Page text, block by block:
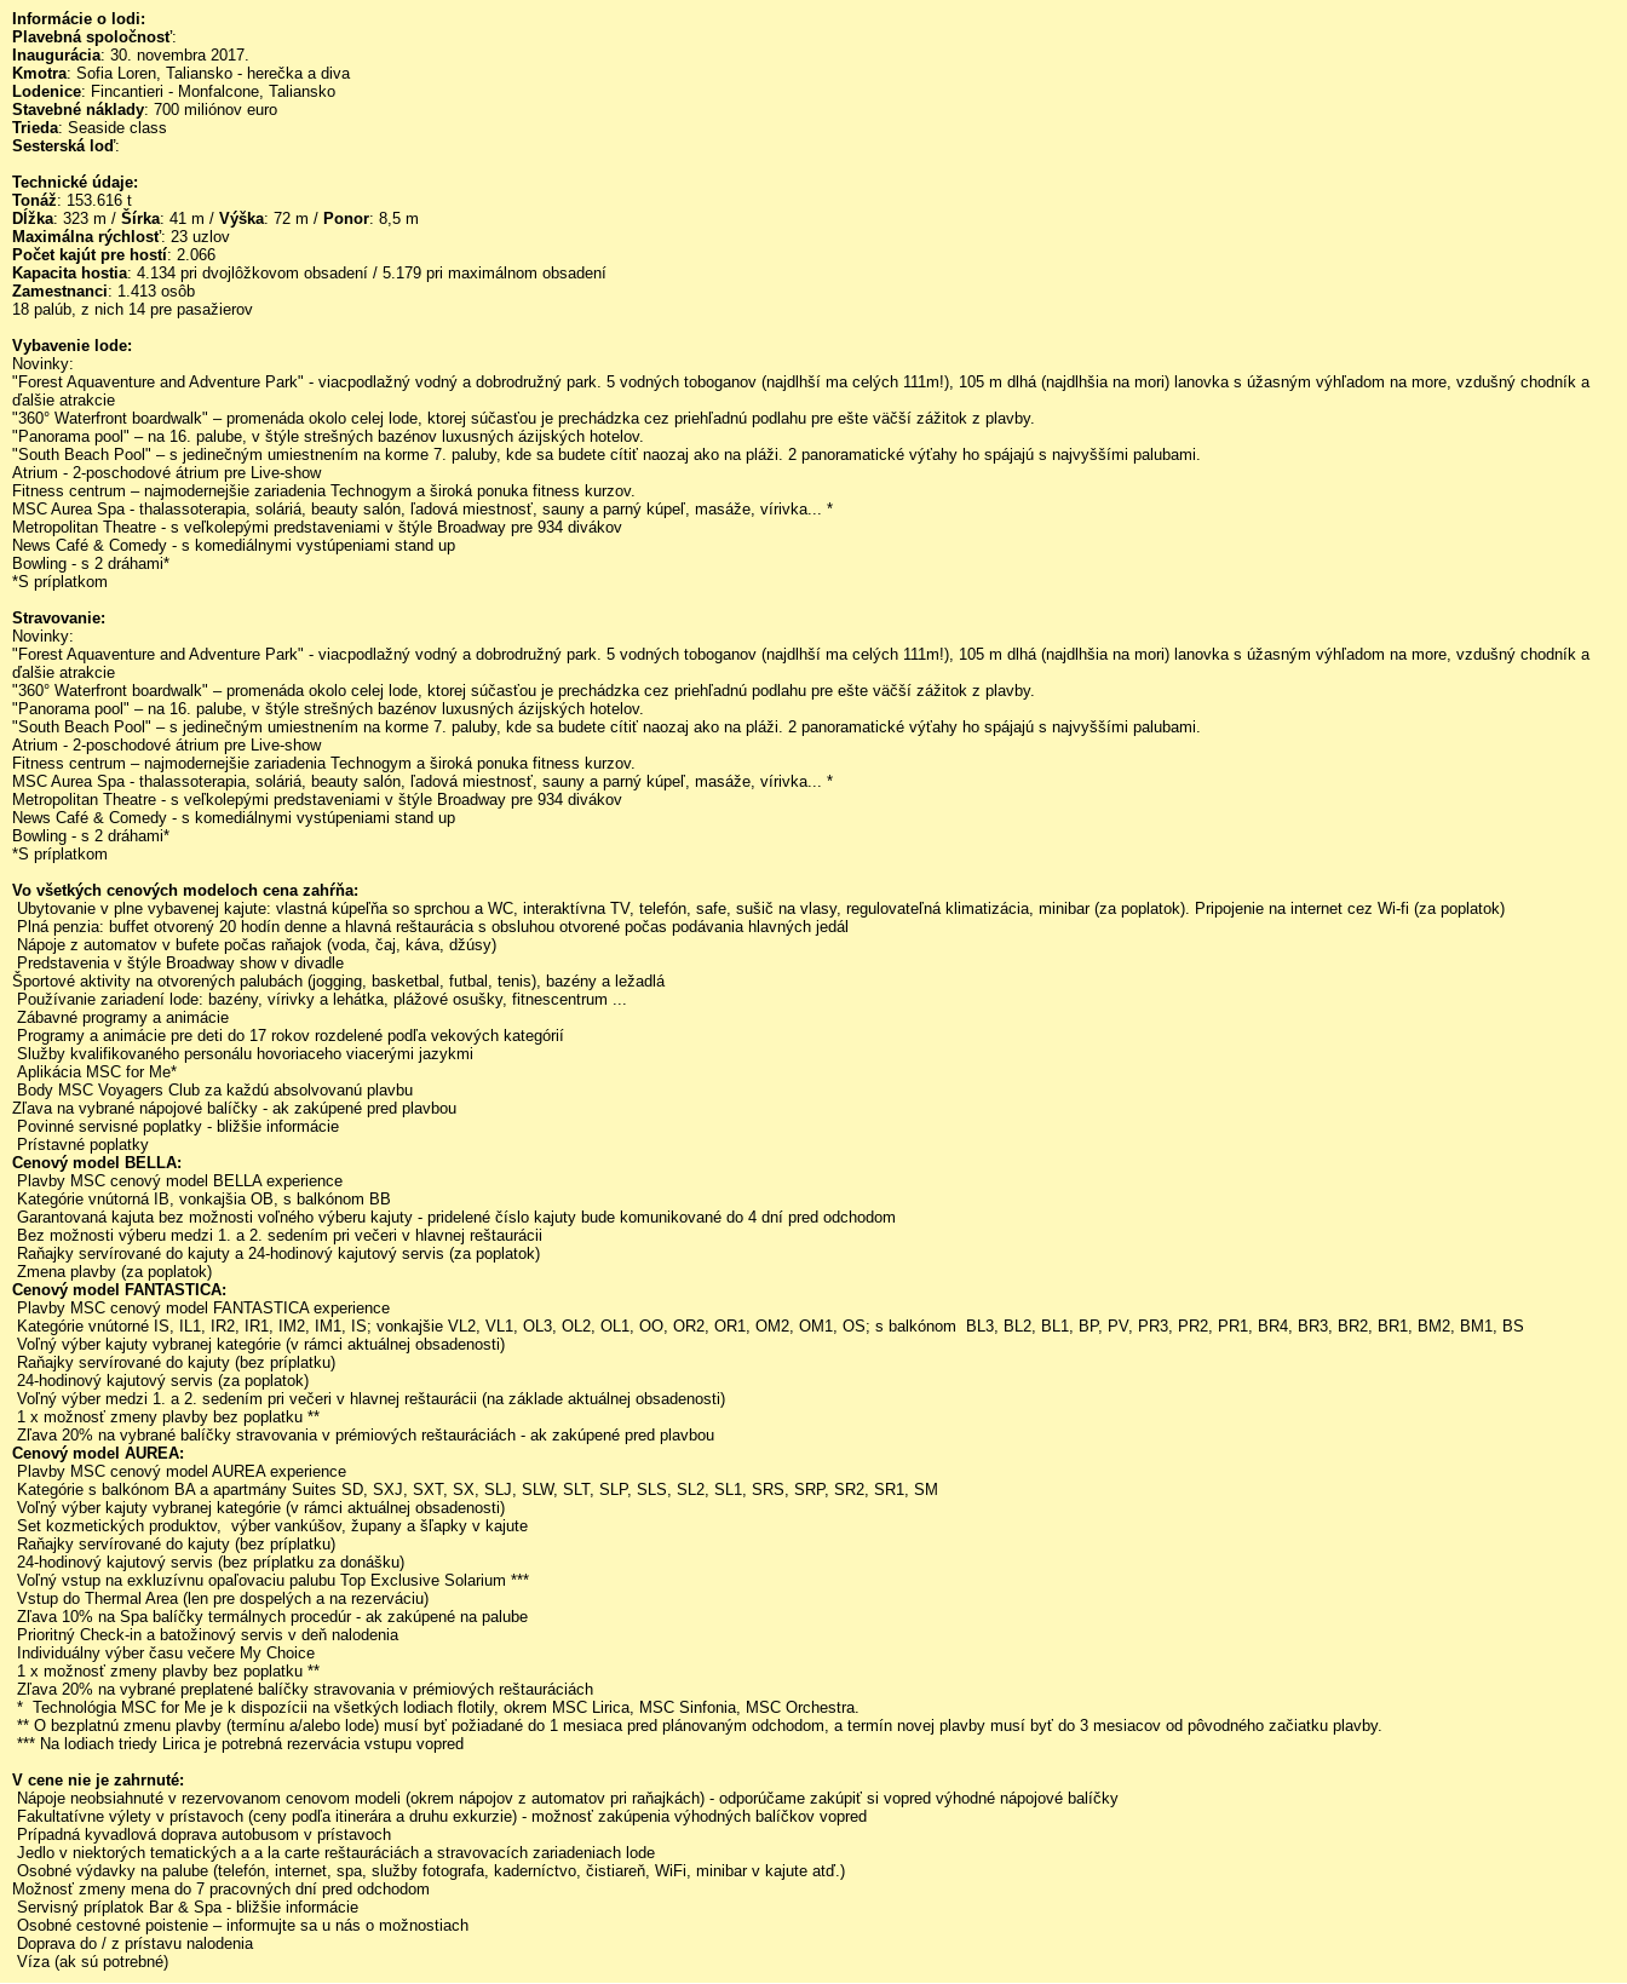
Informácie o lodi:
Plavebná spoločnosť:
Inaugurácia: 30. novembra 2017.
Kmotra: Sofia Loren, Taliansko - herečka a diva
Lodenice: Fincantieri - Monfalcone, Taliansko
Stavebné náklady: 700 miliónov euro
Trieda: Seaside class
Sesterská loď:
Technické údaje:
Tonáž: 153.616 t
Dĺžka: 323 m / Šírka: 41 m / Výška: 72 m / Ponor: 8,5 m
Maximálna rýchlosť: 23 uzlov
Počet kajút pre hostí: 2.066
Kapacita hostia: 4.134 pri dvojlôžkovom obsadení / 5.179 pri maximálnom obsadení
Zamestnanci: 1.413 osôb
18 palúb, z nich 14 pre pasažierov
Vybavenie lode:
Novinky:
"Forest Aquaventure and Adventure Park" - viacpodlažný vodný a dobrodružný park. 5 vodných toboganov (najdlhší ma celých 111m!), 105 m dlhá (najdlhšia na mori) lanovka s úžasným výhľadom na more, vzdušný chodník a
ďalšie atrakcie
"360° Waterfront boardwalk" – promenáda okolo celej lode, ktorej súčasťou je prechádzka cez priehľadnú podlahu pre ešte väčší zážitok z plavby.
"Panorama pool" – na 16. palube, v štýle strešných bazénov luxusných ázijských hotelov.
"South Beach Pool" – s jedinečným umiestnením na korme 7. paluby, kde sa budete cítiť naozaj ako na pláži. 2 panoramatické výťahy ho spájajú s najvyššími palubami.
Atrium - 2-poschodové átrium pre Live-show
Fitness centrum – najmodernejšie zariadenia Technogym a široká ponuka fitness kurzov.
MSC Aurea Spa - thalassoterapia, soláriá, beauty salón, ľadová miestnosť, sauny a parný kúpeľ, masáže, vírivka... *
Metropolitan Theatre - s veľkolepými predstaveniami v štýle Broadway pre 934 divákov
News Café & Comedy - s komediálnymi vystúpeniami stand up
Bowling - s 2 dráhami*
*S príplatkom
Stravovanie:
Novinky:
"Forest Aquaventure and Adventure Park" - viacpodlažný vodný a dobrodružný park. 5 vodných toboganov (najdlhší ma celých 111m!), 105 m dlhá (najdlhšia na mori) lanovka s úžasným výhľadom na more, vzdušný chodník a
ďalšie atrakcie
"360° Waterfront boardwalk" – promenáda okolo celej lode, ktorej súčasťou je prechádzka cez priehľadnú podlahu pre ešte väčší zážitok z plavby.
"Panorama pool" – na 16. palube, v štýle strešných bazénov luxusných ázijských hotelov.
"South Beach Pool" – s jedinečným umiestnením na korme 7. paluby, kde sa budete cítiť naozaj ako na pláži. 2 panoramatické výťahy ho spájajú s najvyššími palubami.
Atrium - 2-poschodové átrium pre Live-show
Fitness centrum – najmodernejšie zariadenia Technogym a široká ponuka fitness kurzov.
MSC Aurea Spa - thalassoterapia, soláriá, beauty salón, ľadová miestnosť, sauny a parný kúpeľ, masáže, vírivka... *
Metropolitan Theatre - s veľkolepými predstaveniami v štýle Broadway pre 934 divákov
News Café & Comedy - s komediálnymi vystúpeniami stand up
Bowling - s 2 dráhami*
*S príplatkom
Vo všetkých cenových modeloch cena zahŕňa:
Ubytovanie v plne vybavenej kajute: vlastná kúpeľňa so sprchou a WC, interaktívna TV, telefón, safe, sušič na vlasy, regulovateľná klimatizácia, minibar (za poplatok). Pripojenie na internet cez Wi-fi (za poplatok)
Plná penzia: buffet otvorený 20 hodín denne a hlavná reštaurácia s obsluhou otvorené počas podávania hlavných jedál
Nápoje z automatov v bufete počas raňajok (voda, čaj, káva, džúsy)
Predstavenia v štýle Broadway show v divadle
Športové aktivity na otvorených palubách (jogging, basketbal, futbal, tenis), bazény a ležadlá
Používanie zariadení lode: bazény, vírivky a lehátka, plážové osušky, fitnescentrum ...
Zábavné programy a animácie
Programy a animácie pre deti do 17 rokov rozdelené podľa vekových kategórií
Služby kvalifikovaného personálu hovoriaceho viacerými jazykmi
Aplikácia MSC for Me*
Body MSC Voyagers Club za každú absolvovanú plavbu
Zľava na vybrané nápojové balíčky - ak zakúpené pred plavbou
Povinné servisné poplatky - bližšie informácie
Prístavné poplatky
Cenový model BELLA:
Plavby MSC cenový model BELLA experience
Kategórie vnútorná IB, vonkajšia OB, s balkónom BB
Garantovaná kajuta bez možnosti voľného výberu kajuty - pridelené číslo kajuty bude komunikované do 4 dní pred odchodom
Bez možnosti výberu medzi 1. a 2. sedením pri večeri v hlavnej reštaurácii
Raňajky servírované do kajuty a 24-hodinový kajutový servis (za poplatok)
Zmena plavby (za poplatok)
Cenový model FANTASTICA:
Plavby MSC cenový model FANTASTICA experience
Kategórie vnútorné IS, IL1, IR2, IR1, IM2, IM1, IS; vonkajšie VL2, VL1, OL3, OL2, OL1, OO, OR2, OR1, OM2, OM1, OS; s balkónom BL3, BL2, BL1, BP, PV, PR3, PR2, PR1, BR4, BR3, BR2, BR1, BM2, BM1, BS
Voľný výber kajuty vybranej kategórie (v rámci aktuálnej obsadenosti)
Raňajky servírované do kajuty (bez príplatku)
24-hodinový kajutový servis (za poplatok)
Voľný výber medzi 1. a 2. sedením pri večeri v hlavnej reštaurácii (na základe aktuálnej obsadenosti)
1 x možnosť zmeny plavby bez poplatku **
Zľava 20% na vybrané balíčky stravovania v prémiových reštauráciách - ak zakúpené pred plavbou
Cenový model AUREA:
Plavby MSC cenový model AUREA experience
Kategórie s balkónom BA a apartmány Suites SD, SXJ, SXT, SX, SLJ, SLW, SLT, SLP, SLS, SL2, SL1, SRS, SRP, SR2, SR1, SM
Voľný výber kajuty vybranej kategórie (v rámci aktuálnej obsadenosti)
Set kozmetických produktov, výber vankúšov, župany a šľapky v kajute
Raňajky servírované do kajuty (bez príplatku)
24-hodinový kajutový servis (bez príplatku za donášku)
Voľný vstup na exkluzívnu opaľovaciu palubu Top Exclusive Solarium ***
Vstup do Thermal Area (len pre dospelých a na rezerváciu)
Zľava 10% na Spa balíčky termálnych procedúr - ak zakúpené na palube
Prioritný Check-in a batožinový servis v deň nalodenia
Individuálny výber času večere My Choice
1 x možnosť zmeny plavby bez poplatku **
Zľava 20% na vybrané preplatené balíčky stravovania v prémiových reštauráciách
* Technológia MSC for Me je k dispozícii na všetkých lodiach flotily, okrem MSC Lirica, MSC Sinfonia, MSC Orchestra.
** O bezplatnú zmenu plavby (termínu a/alebo lode) musí byť požiadané do 1 mesiaca pred plánovaným odchodom, a termín novej plavby musí byť do 3 mesiacov od pôvodného začiatku plavby.
*** Na lodiach triedy Lirica je potrebná rezervácia vstupu vopred
V cene nie je zahrnuté:
Nápoje neobsiahnuté v rezervovanom cenovom modeli (okrem nápojov z automatov pri raňajkách) - odporúčame zakúpiť si vopred výhodné nápojové balíčky
Fakultatívne výlety v prístavoch (ceny podľa itinerára a druhu exkurzie) - možnosť zakúpenia výhodných balíčkov vopred
Prípadná kyvadlová doprava autobusom v prístavoch
Jedlo v niektorých tematických a a la carte reštauráciách a stravovacích zariadeniach lode
Osobné výdavky na palube (telefón, internet, spa, služby fotografa, kaderníctvo, čistiareň, WiFi, minibar v kajute atď.)
Možnosť zmeny mena do 7 pracovných dní pred odchodom
Servisný príplatok Bar & Spa - bližšie informácie
Osobné cestovné poistenie – informujte sa u nás o možnostiach
Doprava do / z prístavu nalodenia
Víza (ak sú potrebné)